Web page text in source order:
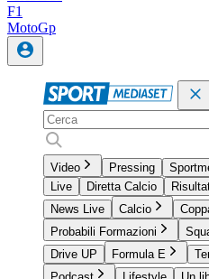
F1
MotoGp
Video Pressing
Live
Diretta Calcio
News Live
Calcio
Probabili Formazioni
Drive UP
Formula E